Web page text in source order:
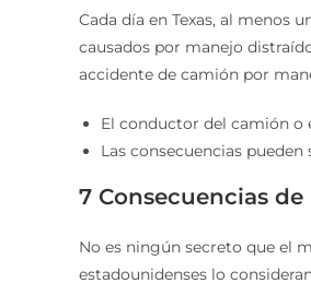
Cada día en Texas, al menos
causados por manejo
accidente de camión por
El conductor del camión o
Las consecuencias
7 Consecuencias
No es ningún secreto que el
estadounidenses lo